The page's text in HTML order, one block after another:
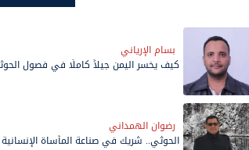
بسام الإرياني
كيف يخسر اليمن جيلاً كاملًا في فصول
رضوان الهمداني
الحوثي.. شريك في صناعة المأساة الإنسانية